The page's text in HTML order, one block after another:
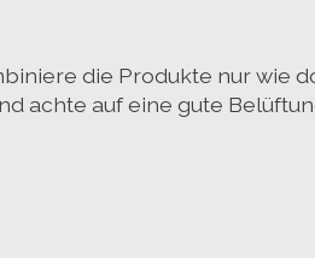
die Produkte nur wie
achte auf eine gute